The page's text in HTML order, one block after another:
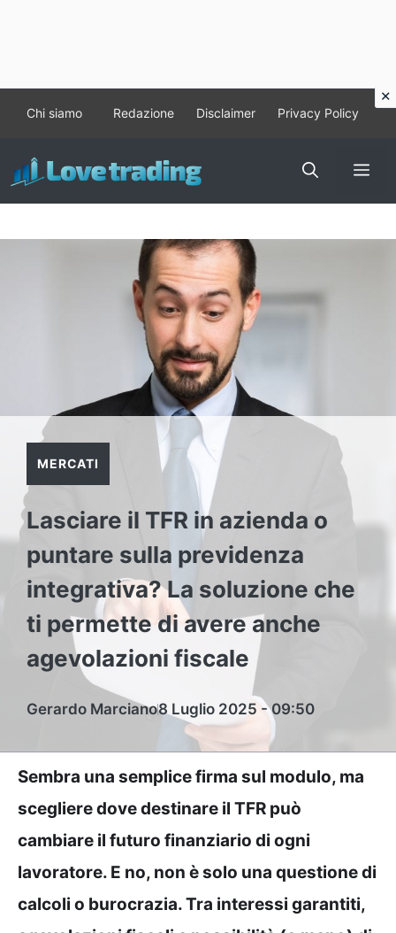
contenuto
Chi siamo Redazione Disclaimer Privacy Policy
MERCATI
Lasciare il TFR in azienda o
puntare sulla previdenza
integrativa? La soluzione che
ti permette di avere anche
agevolazioni fiscale
Gerardo Marciano8 Luglio 2025 - 09:50
Sembra una semplice firma sul modulo, ma
scegliere dove destinare il TFR può
cambiare il futuro finanziario di ogni
lavoratore. E no, non è solo una questione di
calcoli o burocrazia. Tra interessi garantiti,